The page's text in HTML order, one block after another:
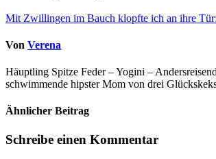
Mit Zwillingen im Bauch klopfte ich an ihre
Von Verena
Häuptling Spitze Feder – Yogini –
schwimmende hipster Mom von drei
Ähnlicher Beitrag
Schreibe einen Kommentar